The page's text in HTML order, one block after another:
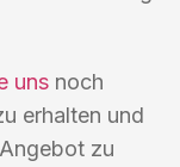
uns noch
erhalten und
zu